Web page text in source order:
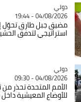
Catégorie
دولي
04/08/2026 - 19:44
مضيق جبل طارق تحوّل
استراتيجي لتدفق
Catégorie
دولي
04/08/2026 - 09:30
الأمم المتحدة تحذر من
للأوضاع المعيشية داخل